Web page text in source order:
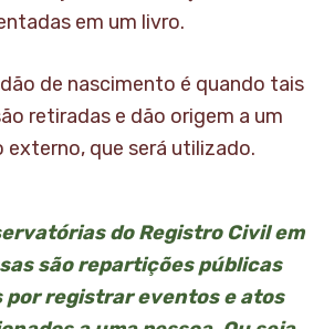
em um livro.
de nascimento é quando tais
retiradas e dão origem a um
que será utilizado.
do Registro Civil em
são repartições públicas
por registrar eventos e atos